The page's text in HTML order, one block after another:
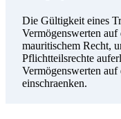
Die Gültigkeit eines
Vermögenswerten
mauritischem Recht,
Pflichtteilsrechte
Vermögenswerten
einschraenken.